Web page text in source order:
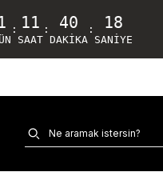
: 11
SAAT
: 40
DAKIKA
: 17
SANIYE